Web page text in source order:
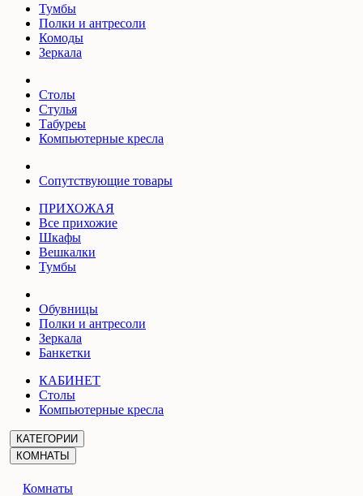
Тумбы
Полки и антресоли
Комоды
Зеркала
Столы
Стулья
Табуреы
Компьютерные кресла
Сопутствующие товары
ПРИХОЖАЯ
Все прихожие
Шкафы
Вешкалки
Тумбы
Обувницы
Полки и антресоли
Зеркала
Банкетки
КАБИНЕТ
Столы
Компьютерные кресла
КАТЕГОРИИ
КОМНАТЫ
Комнаты